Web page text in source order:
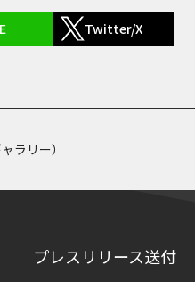
Twitter/X
ラリー）
プレスリリース送付